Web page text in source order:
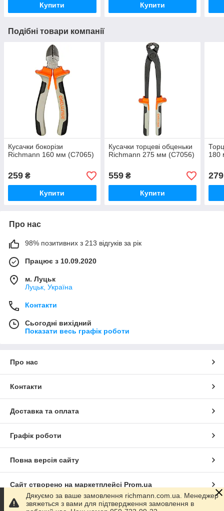
Купити Купити
Подібні товари компанії
Кусачки бокорізи
Richmann 160 мм (C7065)
259 ₴
Купити
Кусачки торцеві обценьки
Richmann 275 мм (C7056)
559₴
Купити
180
279
Про нас
98% позитивних з 213 відгуків за рік
Працює з 10.09.2020
м. Луцьк
Луцьк, Україна
Контакти
Сьогодні вихідний
Показати весь графік роботи
Про нас
Контакти
Доставка та оплата
Графік роботи
Повна версія сайту
Сайт створено на маркетплейсі Prom.ua
Політика конфіденційності
Дякуємо за ваше замовлення richmann.com.ua. Менеджер
звяжеться з вами для підтвердження замовлення в